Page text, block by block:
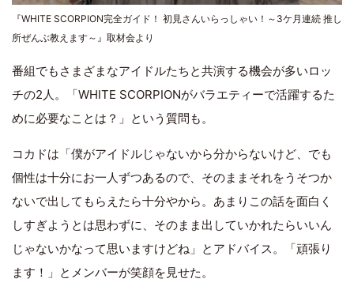
『WHITE SCORPION完全ガイド！ 初見さんいらっしゃい！～3ケ月連続 推し
所ぜんぶ教えます～』取材会より
番組でもさまざまなアイドルたちと共演する機会が多いロッ
チの2人。「WHITE SCORPIONがバラエティーで活躍するた
めに必要なことは？」という質問も。
コカドは「僕がアイドルじゃないから分からないけど、でも
個性は十分にお一人ずつあるので、そのままそれをうそつか
ないで出してもらえたら十分やから。あまりこの話を面白く
しすぎようとは思わずに、そのまま出していかれたらいいん
じゃないかなって思いますけどね」とアドバイス。「頑張り
ます！」とメンバーが笑顔を見せた。